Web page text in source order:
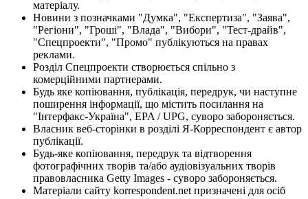
матеріалу.
Новини з позначками "Думка", "Експертиза", "Заява",
"Регіони", "Гроші", "Влада", "Вибори", "Тест-драйв",
"Спецпроекти", "Промо" публікуються на правах
реклами.
Розділ Спецпроекти створюється спільно з
комерційними партнерами.
Будь яке копіювання, публікація, передрук, чи наступне
поширення інформації, що містить посилання на
"Інтерфакс-Україна", EPA / UPG, суворо забороняється.
Власник веб-сторінки в розділі Я-Корреспондент є автор
публікації.
Будь-яке копіювання, передрук та відтворення
фотографічних творів та/або аудіовізуальних творів
правовласника Getty Images - суворо забороняється.
Матеріали сайту korrespondent.net призначені для осіб